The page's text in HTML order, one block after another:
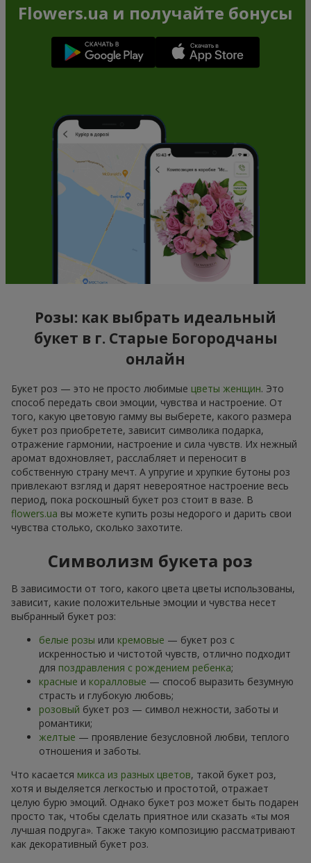
Flowers.ua и получайте бонусы
Розы: как выбрать идеальный
букет в г. Старые Богородчаны
онлайн
Букет роз — это не просто любимые цветы женщин. Это
способ передать свои эмоции, чувства и настроение. От
того, какую цветовую гамму вы выберете, какого размера
букет роз приобретете, зависит символика подарка,
отражение гармонии, настроение и сила чувств. Их нежный
аромат вдохновляет, расслабляет и переносит в
собственную страну мечт. А упругие и хрупкие бутоны роз
привлекают взгляд и дарят невероятное настроение весь
период, пока роскошный букет роз стоит в вазе. В
flowers.ua вы можете купить розы недорого и дарить свои
чувства столько, сколько захотите.
Символизм букета роз
В зависимости от того, какого цвета цветы использованы,
зависит, какие положительные эмоции и чувства несет
выбранный букет роз:
белые розы или кремовые — букет роз с
искренностью и чистотой чувств, отлично подходит
для поздравления с рождением ребенка;
красные и коралловые — способ выразить безумную
страсть и глубокую любовь;
розовый букет роз — символ нежности, заботы и
романтики;
желтые — проявление безусловной любви, теплого
отношения и заботы.
Что касается микса из разных цветов, такой букет роз,
хотя и выделяется легкостью и простотой, отражает
целую бурю эмоций. Однако букет роз может быть подарен
просто так, чтобы сделать приятное или сказать «ты моя
лучшая подруга». Также такую композицию рассматривают
как декоративный букет роз.